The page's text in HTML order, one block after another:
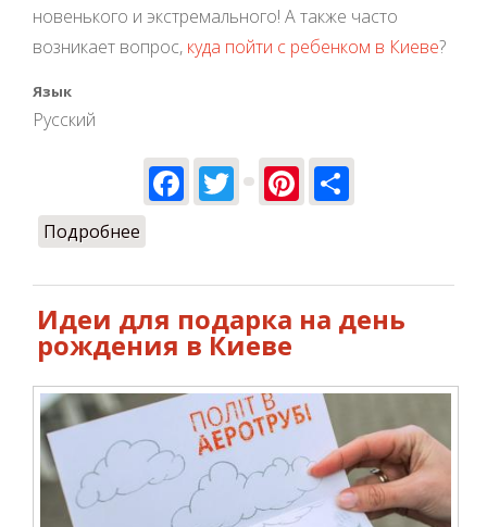
новенького и экстремального! А также часто
возникает вопрос, куда пойти с ребенком в Киеве?
Язык
Русский
Facebook
TwitterPinterest
Подробнее
Идеи для подарка на день
рождения в Киеве